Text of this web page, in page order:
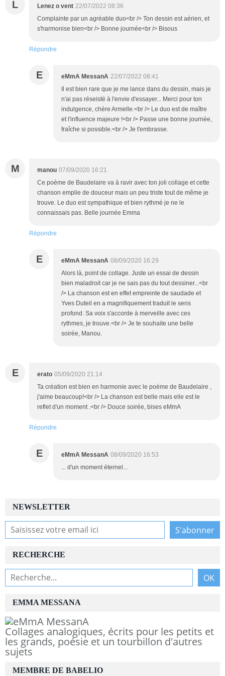
L Lenez o vent 22/07/2022 08:36
Complainte par un agréable duo<br /> Ton dessin est aérien, et
s'harmonise bien<br /> Bonne journée<br /> Bisous
Répondre
E eMmA MessanA 22/07/2022 08:41
Il est bien rare que je me lance dans du dessin, mais je
n'ai pas réseisté à l'envie d'essayer... Merci pour ton
indulgence, chère Armelle.<br /> Le duo est de maître
et l'influence majeure !<br /> Passe une bonne journée,
fraîche si possible.<br /> Je t'embrasse.
M manou 07/09/2020 16:21
Ce poème de Baudelaire va à ravir avec ton joli collage et cette
chanson emplie de douceur mais un peu triste tout de même je
trouve. Le duo est sympathique et bien rythmé je ne le
connaissais pas. Belle journée Emma
Répondre
E eMmA MessanA 08/09/2020 16:29
Alors là, point de collage. Juste un essai de dessin
bien maladroit car je ne sais pas du tout dessiner...<br
/> La chanson est en effet empreinte de saudade et
Yves Duteil en a magnifiquement traduit le sens
profond. Sa voix s'accorde à merveille avec ces
rythmes, je trouve.<br /> Je te souhaite une belle
soirée, Manou.
E erato 05/09/2020 21:14
Ta création est bien en harmonie avec le poème de Baudelaire ,
j'aime beaucoup!<br /> La chanson est belle mais elle est le
reflet d'un moment .<br /> Douce soirée, bises eMmA
Répondre
E eMmA MessanA 08/09/2020 16:53
... d'un moment éternel...
NEWSLETTER
RECHERCHE
EMMA MESSANA
Collages analogiques, écrits pour les petits et
les grands, poésie et un tourbillon d'autres
sujets
MEMBRE DE BABELIO